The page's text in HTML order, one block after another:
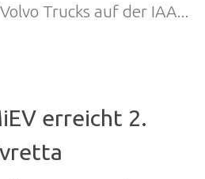
Trucks auf der IAA...
erreicht 2.